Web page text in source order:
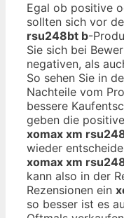
Egal ob positive
sollten sich vor
rsu248bt b-
Sie sich bei
negativen, als
So sehen Sie in
Nachteile vom
bessere
geben die
xomax xm
wieder
xomax xm
kann also in der
Rezensionen ein
so besser ist es